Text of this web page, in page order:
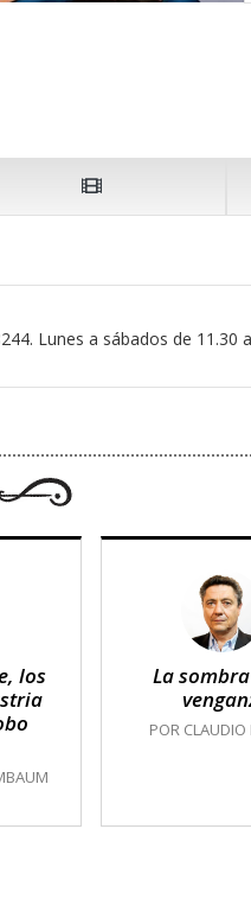
Lunes a sábados de
los
La
POR CLAUDIO